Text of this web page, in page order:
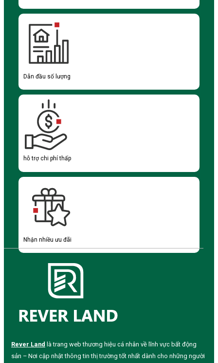
Dẫn đầu số lượng
hỗ trợ chi phí thấp
Nhận nhiều ưu đãi
Rever Land là trang web thương hiệu cá nhân về lĩnh vực bất động
sản – Nơi cập nhật thông tin thị trường tốt nhất dành cho những người